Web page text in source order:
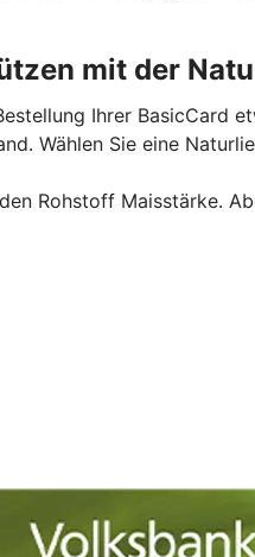
mit der
Ihrer
Wählen Sie eine
Rohstoff Maisstärke.